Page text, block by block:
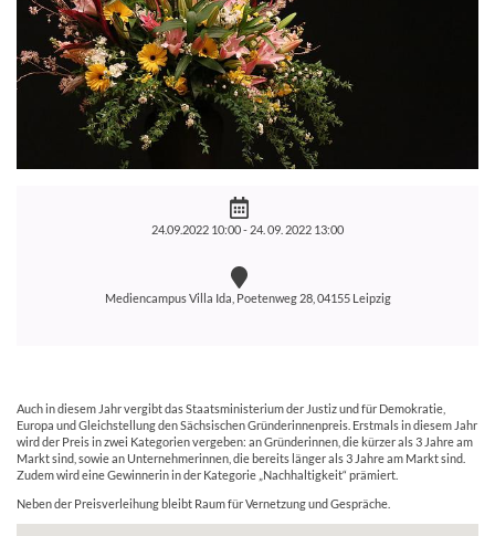
24.09.2022 10:00 - 24. 09. 2022 13:00
Mediencampus Villa Ida, Poetenweg 28, 04155 Leipzig
Auch in diesem Jahr vergibt das Staatsministerium der Justiz und für Demokratie,
Europa und Gleichstellung den Sächsischen Gründerinnenpreis. Erstmals in diesem Jahr
wird der Preis in zwei Kategorien vergeben: an Gründerinnen, die kürzer als 3 Jahre am
Markt sind, sowie an Unternehmerinnen, die bereits länger als 3 Jahre am Markt sind.
Zudem wird eine Gewinnerin in der Kategorie „Nachhaltigkeit“ prämiert.
Neben der Preisverleihung bleibt Raum für Vernetzung und Gespräche.